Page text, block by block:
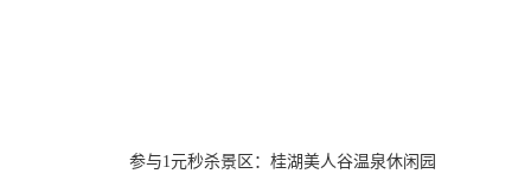
参与1元秒杀景区：桂湖美人谷温泉休闲园